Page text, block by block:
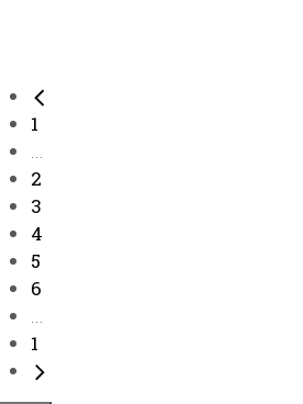
1
...
2
3
4
5
6
...
1